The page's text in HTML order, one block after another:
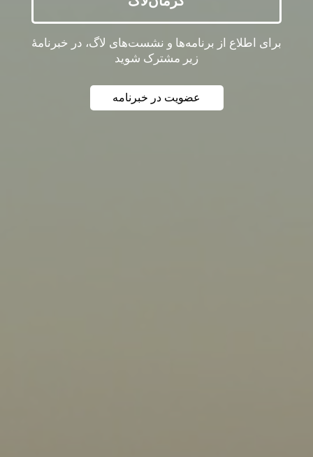
برای اطلاع از برنامه‌ها و نشست‌های لاگ، در خبرنامهٔ
زیر مشترک شوید
عضویت در خبرنامه